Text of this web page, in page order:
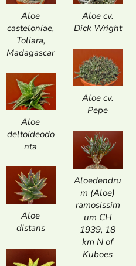
Aloe
casteloniae,
Toliara,
Madagascar
Aloe cv.
Dick Wright
Aloe cv.
Pepe
Aloe
deltoideodo
nta
Aloedendru
m (Aloe)
ramosissim
um CH
1939, 18
km N of
Kuboes
Aloe
distans